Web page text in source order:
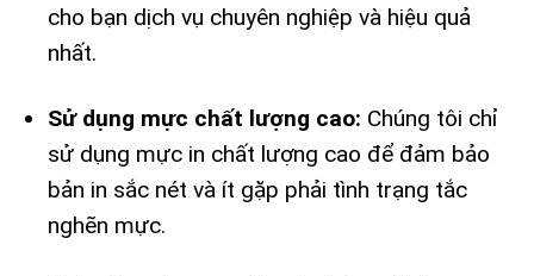
cho bạn dịch vụ chuyên nghiệp và hiệu quả
nhất.
Sử dụng mực chất lượng cao: Chúng tôi chỉ
sử dụng mực in chất lượng cao để đảm bảo
bản in sắc nét và ít gặp phải tình trạng tắc
nghẽn mực.